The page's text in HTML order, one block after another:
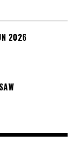
2026